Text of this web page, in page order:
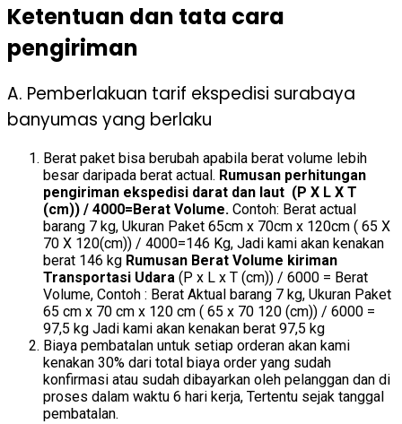
Ketentuan dan tata cara
pengiriman
A. Pemberlakuan tarif ekspedisi surabaya
banyumas yang berlaku
Berat paket bisa berubah apabila berat volume lebih
besar daripada berat actual. Rumusan perhitungan
pengiriman ekspedisi darat dan laut (P X L X T
(cm)) / 4000=Berat Volume. Contoh: Berat actual
barang 7 kg, Ukuran Paket 65cm x 70cm x 120cm ( 65 X
70 X 120(cm)) / 4000=146 Kg, Jadi kami akan kenakan
berat 146 kg Rumusan Berat Volume kiriman
Transportasi Udara (P x L x T (cm)) / 6000 = Berat
Volume, Contoh : Berat Aktual barang 7 kg, Ukuran Paket
65 cm x 70 cm x 120 cm ( 65 x 70 120 (cm)) / 6000 =
97,5 kg Jadi kami akan kenakan berat 97,5 kg
Biaya pembatalan untuk setiap orderan akan kami
kenakan 30% dari total biaya order yang sudah
konfirmasi atau sudah dibayarkan oleh pelanggan dan di
proses dalam waktu 6 hari kerja, Tertentu sejak tanggal
pembatalan.